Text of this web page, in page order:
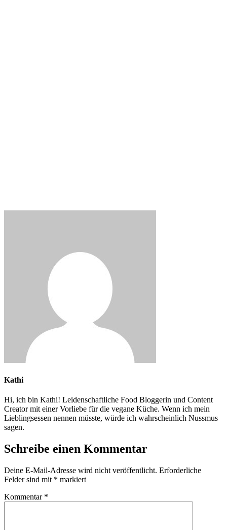
Kathi
Hi, ich bin Kathi! Leidenschaftliche Food Bloggerin und Content
Creator mit einer Vorliebe für die vegane Küche. Wenn ich mein
Lieblingsessen nennen müsste, würde ich wahrscheinlich Nussmus
sagen.
Schreibe einen Kommentar
Deine E-Mail-Adresse wird nicht veröffentlicht. Erforderliche
Felder sind mit * markiert
Kommentar *